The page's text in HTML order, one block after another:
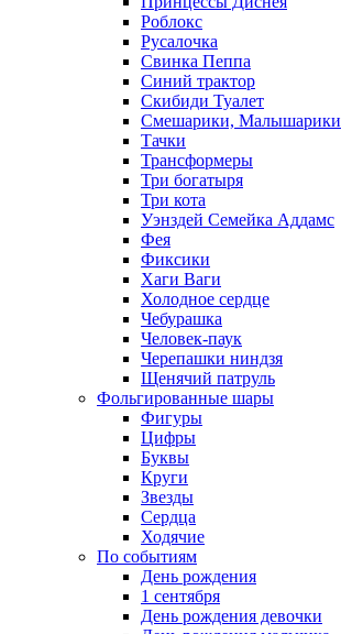
Роблокс
Русалочка
Свинка Пеппа
Синий трактор
Скибиди Туалет
Смешарики, Малышарики
Тачки
Трансформеры
Три богатыря
Три кота
Уэнздей Семейка Аддамс
Фея
Фиксики
Хаги Ваги
Холодное сердце
Чебурашка
Человек-паук
Черепашки ниндзя
Щенячий патруль
Фольгированные шары
Фигуры
Цифры
Буквы
Круги
Звезды
Сердца
Ходячие
По событиям
День рождения
1 сентября
День рождения девочки